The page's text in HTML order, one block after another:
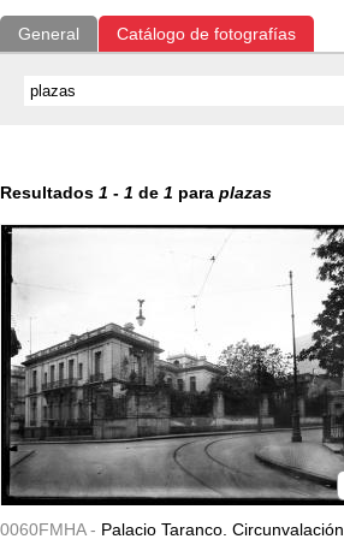
General Catálogo de fotografías
Resultados 1 - 1 de 1 para plazas
0060FMHA - Palacio Taranco. Circunvalación